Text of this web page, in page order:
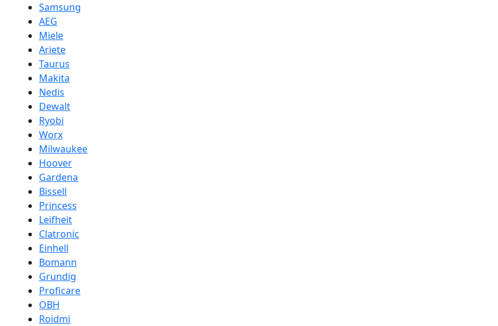
Samsung
AEG
Miele
Ariete
Taurus
Makita
Nedis
Dewalt
Ryobi
Worx
Milwaukee
Hoover
Gardena
Bissell
Princess
Leifheit
Clatronic
Einhell
Bomann
Grundig
Proficare
OBH
Roidmi